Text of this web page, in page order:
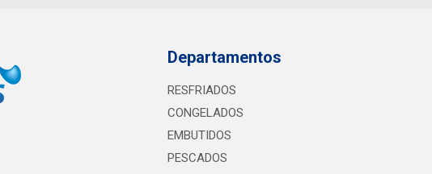
Departamentos
RESFRIADOS
CONGELADOS
EMBUTIDOS
PESCADOS